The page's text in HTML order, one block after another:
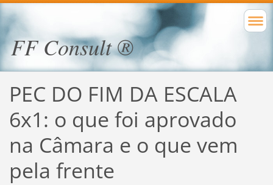
FF Consult ®
PEC DO FIM DA ESCALA
6x1: o que foi aprovado
na Câmara e o que vem
pela frente